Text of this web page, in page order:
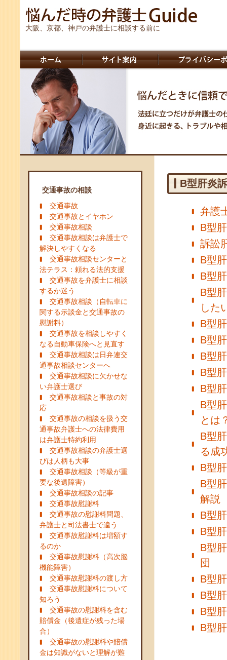
大阪、京都、神戸の弁護士に相談する前に
交通事故の相談
交通事故
交通事故とイヤホン
交通事故相談
交通事故相談は弁護士で
解決しやすくなる
交通事故相談センターと
法テラス：頼れる法的支援
交通事故を弁護士に相談
するか迷う
交通事故相談（自転車に
関する示談金と交通事故の
慰謝料）
交通事故を相談しやすく
なる自動車保険へと見直す
交通事故相談は日弁連交
通事故相談センターへ
交通事故相談に欠かせな
い弁護士選び
交通事故相談と事故の対
応
交通事故の相談を扱う交
通事故弁護士への法律費用
は弁護士特約利用
交通事故相談の弁護士選
びは人柄も大事
交通事故相談（等級が重
要な後遺障害）
交通事故相談の記事
交通事故慰謝料
交通事故の慰謝料問題、
弁護士と司法書士で違う
交通事故慰謝料は増額す
るのか
交通事故慰謝料（高次脳
機能障害）
交通事故慰謝料の渡し方
交通事故慰謝料について
知ろう
交通事故の慰謝料を含む
賠償金（後遺症が残った場
合）
交通事故の慰謝料や賠償
金は知識がないと理解が難
B型肝炎
弁護
B型
訴訟
B型
B型
B型
した
B型
B型
B型
B型
B型
B型
とは
B型
る成
B型
B型
解説
B型
B型
B型
団
B型
B型
B型
B型